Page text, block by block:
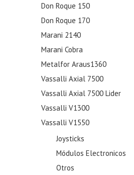
Don Roque 150
Don Roque 170
Marani 2140
Marani Cobra
Metalfor Araus1360
Vassalli Axial 7500
Vassalli Axial 7500 Lider
Vassalli V1300
Vassalli V1550
Joysticks
Módulos Electronicos
Otros